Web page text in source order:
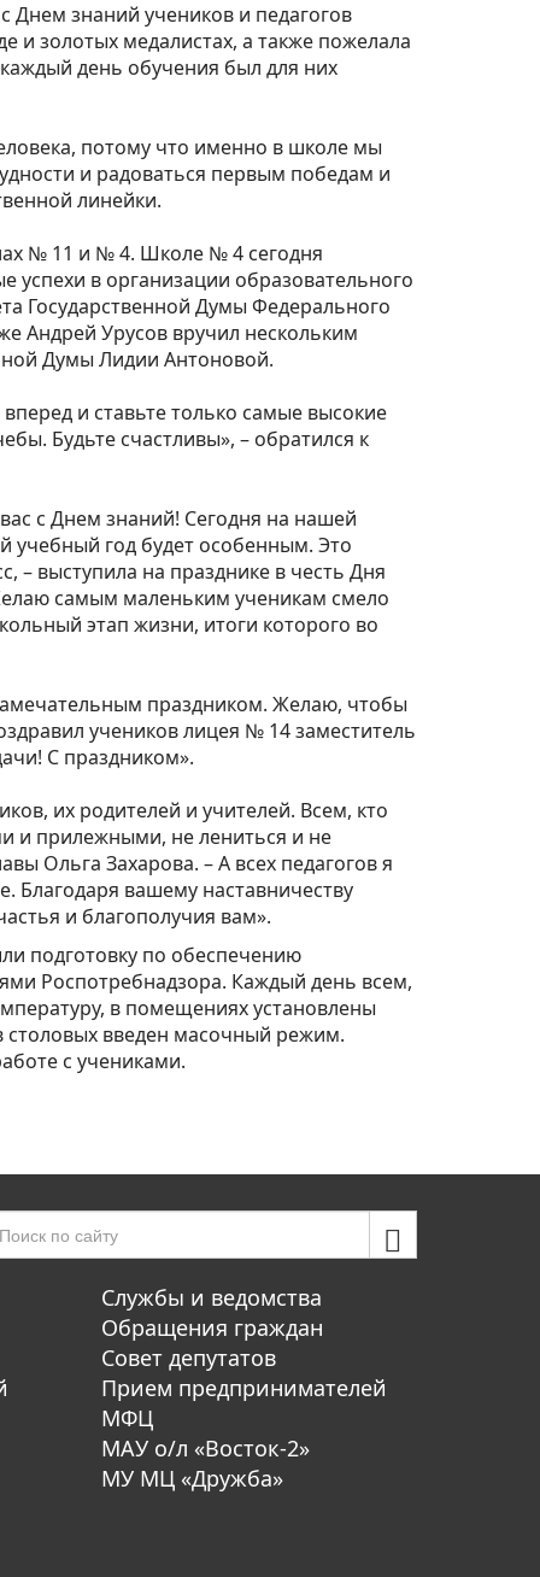
Днем знаний учеников и педагогов
золотых медалистах, а также пожелала
день обучения был для них
потому что именно в школе мы
и радоваться первым победам и
линейки. ⁣⁣⠀
№ 11 и № 4. Школе № 4 сегодня
успехи в организации образовательного
Государственной Думы Федерального
Андрей Урусов вручил нескольким
Думы Лидии Антоновой. ⁣⁣⠀
и ставьте только самые высокие
Будьте счастливы», – обратился к
с Днем знаний! Сегодня на нашей
учебный год будет особенным. Это
– выступила на празднике в честь Дня
самым маленьким ученикам смело
этап жизни, итоги которого во
праздником. Желаю, чтобы
учеников лицея № 14 заместитель
С праздником». ⁣⁣⠀
их родителей и учителей. Всем, кто
и прилежными, не лениться и не
Ольга Захарова. – А всех педагогов я
Благодаря вашему наставничеству
и благополучия вам». ⁣⁣⠀
подготовку по обеспечению
Роспотребнадзора. Каждый день всем,
в помещениях установлены
столовых введен масочный режим.
с учениками.
Службы и ведомства
Обращения граждан
Совет депутатов
Прием предпринимателей
МФЦ
МАУ о/л «Восток-2»
МУ МЦ «Дружба»